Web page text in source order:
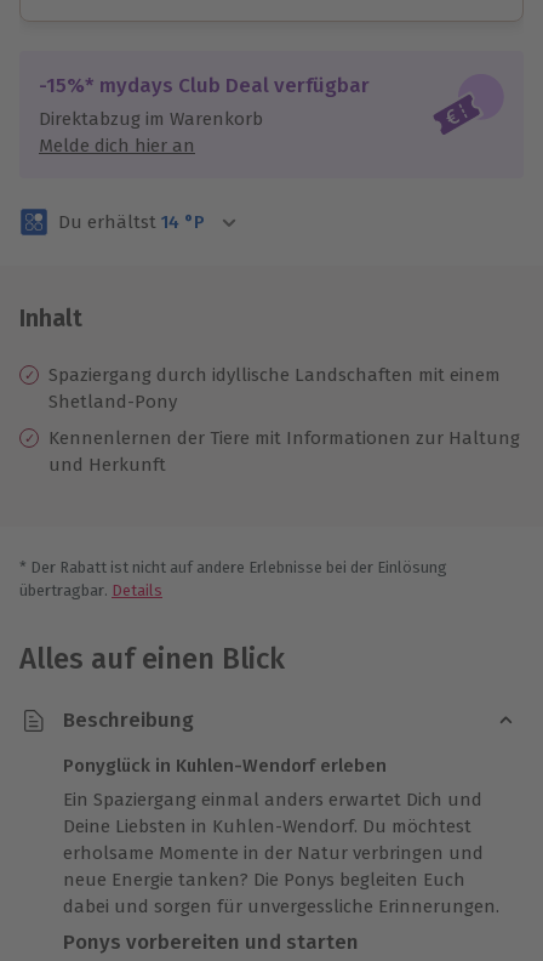
Jeder Gutschein für alle Erlebnisse einlösbar.
Maximale Sicherheit
3 Jahre gültig & verlängerbar.
-15%* mydays Club Deal verfügbar
Direktabzug im Warenkorb
Melde dich hier an
Du erhältst 14 °P
Inhalt
Spaziergang durch idyllische Landschaften mit einem
Shetland-Pony
Kennenlernen der Tiere mit Informationen zur Haltung
und Herkunft
* Der Rabatt ist nicht auf andere Erlebnisse bei der Einlösung
übertragbar. Details
Alles auf einen Blick
Beschreibung
Ponyglück in Kuhlen-Wendorf erleben
Ein Spaziergang einmal anders erwartet Dich und
Deine Liebsten in Kuhlen-Wendorf. Du möchtest
erholsame Momente in der Natur verbringen und
neue Energie tanken? Die Ponys begleiten Euch
dabei und sorgen für unvergessliche Erinnerungen.
Ponys vorbereiten und starten